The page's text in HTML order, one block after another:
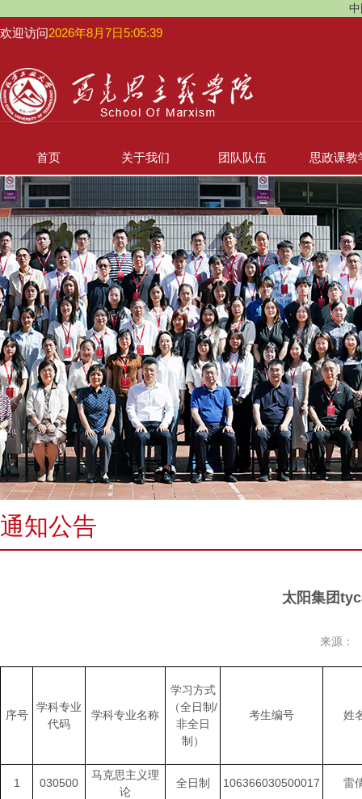
欢迎访问2026年8月7日5:05:40
首页 关于我们 团队队伍 思政课教
通知公告
太阳集团
来源：
序号
学科专业
代码
学科专业名称
学习方式
（全日制/
非全日
制）
考生编号 姓
1 030500
马克思主义理
论
全日制 106366030500017 雷